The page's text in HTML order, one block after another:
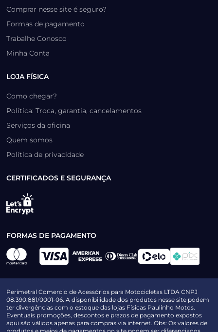
Comprar nesse site é seguro?
Formas de pagamento
Trabalhe Conosco
Minha Conta
LOJA FÍSICA
Como chegar?
Política: Troca, garantia, cancelamentos
Serviços da oficina
Quem somos
Política de privacidade
CERTIFICADOS E SEGURANÇA
FORMAS DE PAGAMENTO
Perimetral Comercio de Acessórios para Motocicletas LTDA CNPJ
08.390.881/0001-06. A disponibilidade dos produtos nesse site podem
ter divergências com o estoque das lojas Físicas Paulinho Motos.
Eventuais promoções, descontos e prazos de pagamento expostos
aqui são válidos apenas para compras via internet. Obs: Os valores de